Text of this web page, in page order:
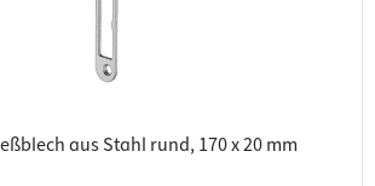
aus Stahl rund, 170 x 20 mm